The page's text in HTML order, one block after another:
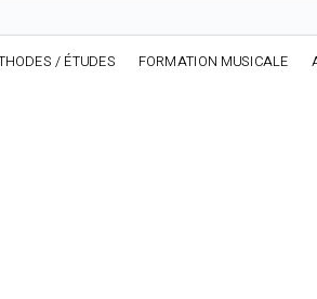
/ ÉTUDES FORMATION MUSICALE